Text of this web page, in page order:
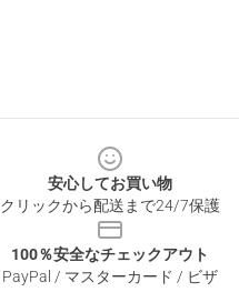
安心してお買い物
クリックから配送まで24/7保護
100％安全なチェックアウト
PayPal / マスターカード / ビザ